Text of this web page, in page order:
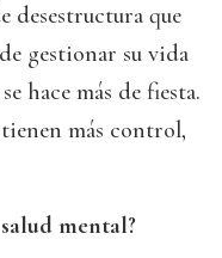
que
gestionar su vida
hace más de fiesta.
más control,
mental?